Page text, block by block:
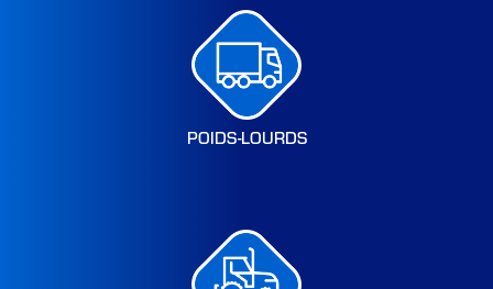
POIDS-LOURDS